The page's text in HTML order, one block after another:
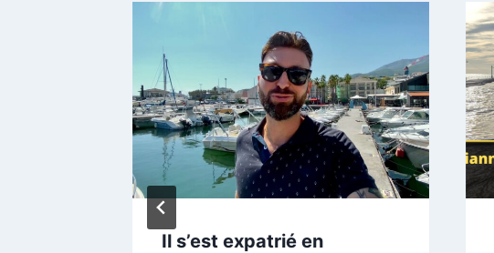
Il s’est expatrié en